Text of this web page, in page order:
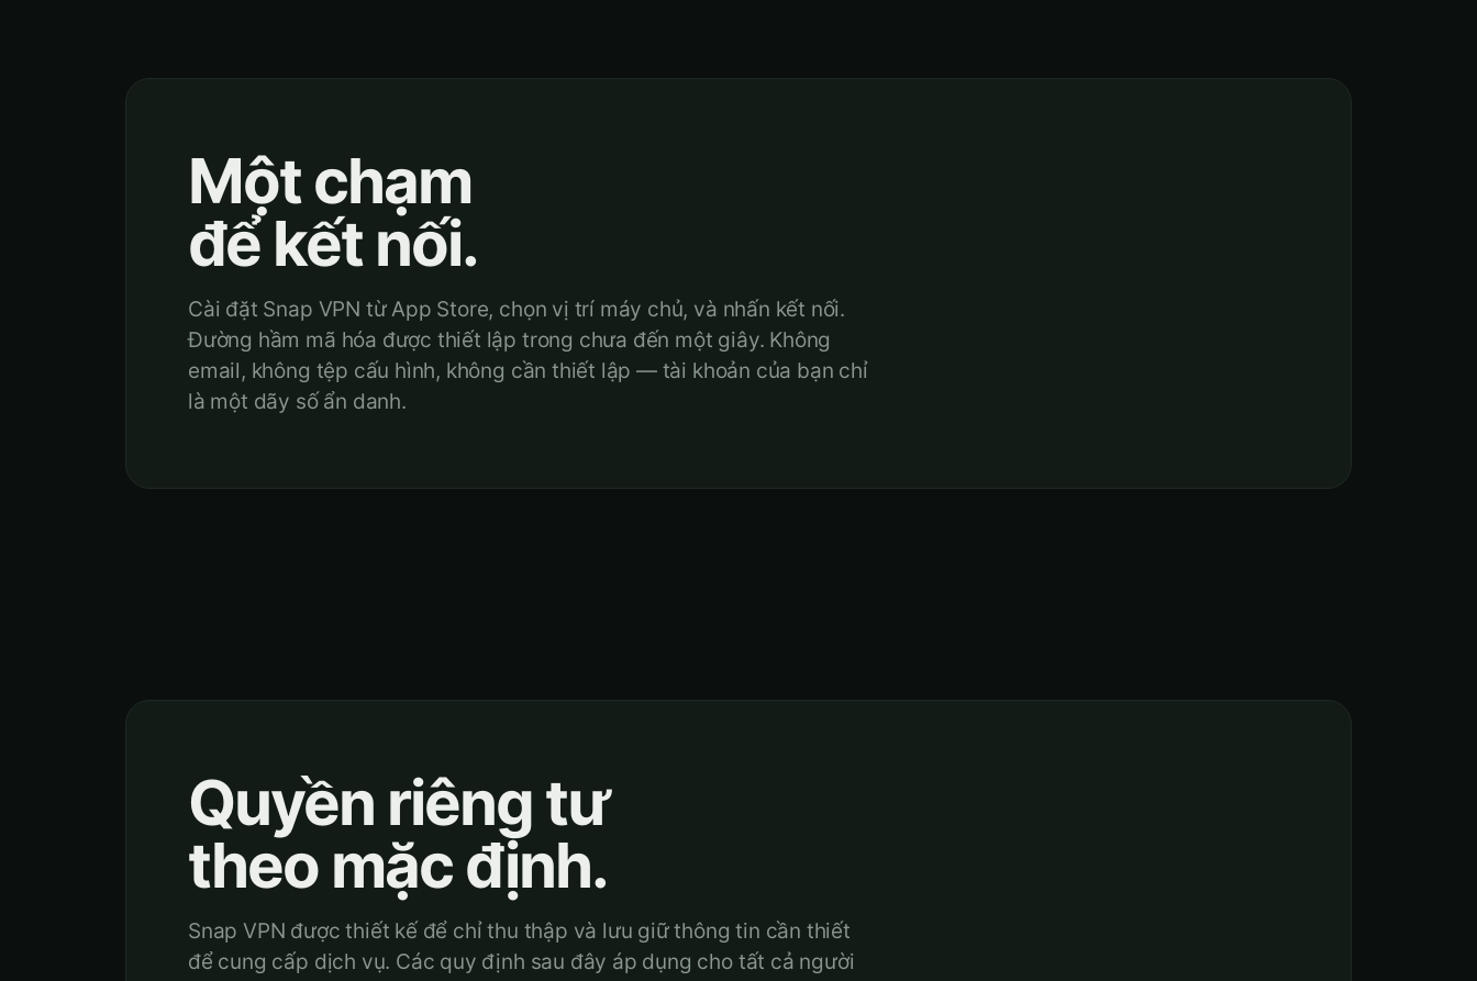
Một chạm
để kết nối.
Cài đặt Snap VPN từ App Store, chọn vị trí máy chủ, và nhấn kết nối.
Đường hầm mã hóa được thiết lập trong chưa đến một giây. Không
email, không tệp cấu hình, không cần thiết lập — tài khoản của bạn chỉ
là một dãy số ẩn danh.
Quyền riêng tư
theo mặc định.
Snap VPN được thiết kế để chỉ thu thập và lưu giữ thông tin cần thiết
để cung cấp dịch vụ. Các quy định sau đây áp dụng cho tất cả người